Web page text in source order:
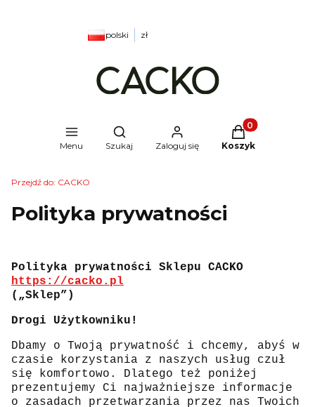
polski zł
Menu
Otwórz wyszukiwarkę
Szukaj Zaloguj się
Produkty w
Koszyk
Przejdź do: CACKO
Polityka prywatności
Polityka prywatności Sklepu CACKO
https://cacko.pl
(„Sklep”)
Drogi Użytkowniku!
Dbamy o Twoją prywatność i chcemy, abyś w
czasie korzystania z naszych usług czuł
się komfortowo. Dlatego też poniżej
prezentujemy Ci najważniejsze informacje
o zasadach przetwarzania przez nas Twoich